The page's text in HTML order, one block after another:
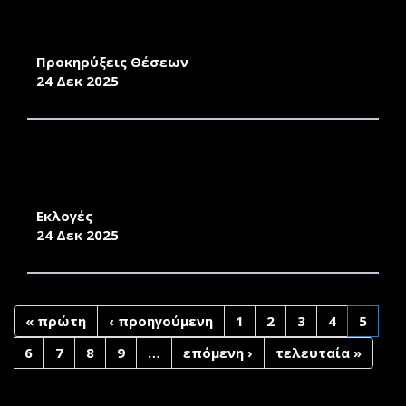
Προκηρύξεις Θέσεων
24 Δεκ 2025
Εκλογές
24 Δεκ 2025
« πρώτη ‹ προηγούμενη 1 2 3 4
5
6
7 8 9 … επόμενη › τελευταία »